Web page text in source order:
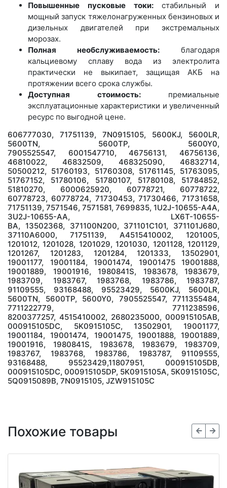
Повышенные пусковые токи:стабильный и
мощный запуск тяжелонагруженных бензиновых и
дизельных двигателей при экстремальных
морозах.
Полная необслуживаемость: благодаря
кальциевому сплаву вода из электролита
практически не выкипает, защищая АКБ на
протяжении всего срока службы.
Доступная стоимость:премиальные
эксплуатационные характеристики и увеличенный
ресурс по выгодной цене.
606777030, 71751139, 7N0915105, 5600KJ, 5600LR,
5600TN, 5600TP, 5600Y0,
7905525547, 6001547710, 46756131, 46756136,
46810022, 46832509, 468325090, 46832714,
50500212, 51760193, 51760308, 51761145, 51763095,
51767152, 51780106, 51780107, 51780108, 51784852,
51810270, 6000625920, 60778721, 60778722,
60778723, 60778724, 71730453, 71730466, 71731658,
71751139, 7571546, 7571581, 7699835, 1U2J-10655-A4A,
3U2J-10655-AA, LX6T-10655-
BA, 13502368, 371100N200, 371101C101, 371101J680,
37110A6000, 71751139, А4515410002, 1201005,
1201012, 1201028, 1201029, 1201030, 1201128, 1201129,
1201267, 1201283, 1201284, 1201333, 13502901,
19001177, 19001184, 19001474, 19001475 19001888,
19001889, 19001916, 1980841S, 1983678, 1983679,
1983709, 1983767, 1983768, 1983786, 1983787,
91109555, 93168488, 95523429, 5600KJ, 5600LR,
5600TN, 5600TP, 5600Y0, 7905525547, 7711355484,
7711222779, 7711238596,
8200377257, 4515410002, 2680235000, 000915105AB,
000915105DC, 5K0915105C, 13502901, 19001177,
19001184, 19001474, 19001475, 19001888, 19001889,
19001916, 1980841S, 1983678, 1983679, 1983709,
1983767, 1983768, 1983786, 1983787, 91109555,
93168488, 95523429,11807951, 000915105DB,
000915105DC, 000915105DP, 5K0915105A, 5K0915105C,
5Q0915089B, 7N0915105, JZW915105C
Похожие товары